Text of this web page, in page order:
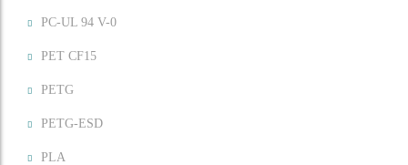
PC-UL 94 V-0
PET CF15
PETG
PETG-ESD
PLA